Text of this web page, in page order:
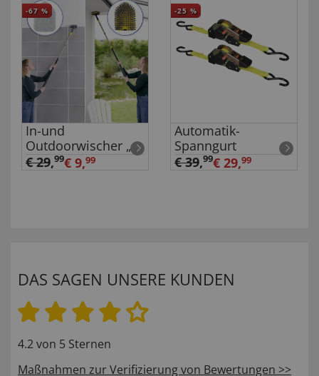
-67 %
In-und
Outdoorwischer „2-
in-1”
€ 29,99€ 9,99
-25 %
Automatik-
Spanngurt
€ 39,99€ 29,99
DAS SAGEN UNSERE KUNDEN
4.2 von 5 Sternen
Maßnahmen zur Verifizierung von Bewertungen >>